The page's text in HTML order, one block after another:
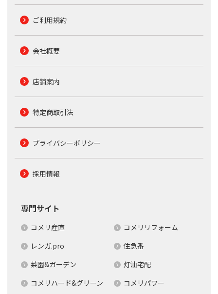
ご利用規約
会社概要
店舗案内
特定商取引法
プライバシーポリシー
採用情報
専門サイト
コメリ産直
コメリリフォーム
レンガ.pro
住急番
菜園&ガーデン
灯油宅配
コメリハード&グリーン
コメリパワー